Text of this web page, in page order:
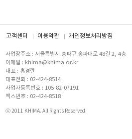
고객센터 이용약관 개인정보처리방침
사업장주소 : 서울특별시 송파구 송파대로 48길 2, 4층
이메일 : khima@khima.or.kr
대표 : 홍경란
대표전화 : 02-424-8514
사업자등록번호 : 105-82-07191
팩스번호 : 02-424-8518
ⓒ 2011 KHIMA. All Rights Reserved.